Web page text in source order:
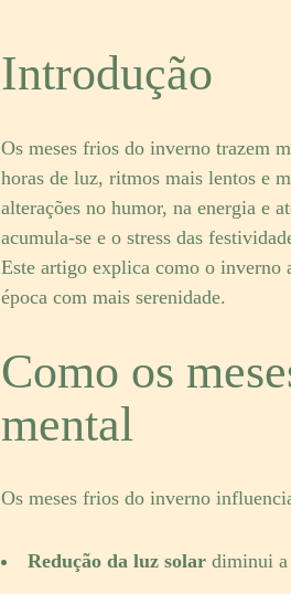
Introdução
Os meses frios do inverno trazem
horas de luz, ritmos mais lentos e
alterações no humor, na energia e
acumula-se e o stress das
Este artigo explica como o inverno
época com mais serenidade.
Como os
mental
Os meses frios do inverno
Redução da luz solardiminui a